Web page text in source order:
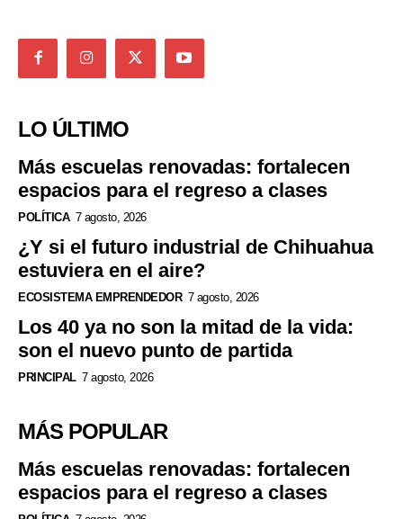
LO ÚLTIMO
Más escuelas renovadas: fortalecen
espacios para el regreso a clases
POLÍTICA 7 agosto, 2026
¿Y si el futuro industrial de Chihuahua
estuviera en el aire?
ECOSISTEMA EMPRENDEDOR 7 agosto, 2026
Los 40 ya no son la mitad de la vida:
son el nuevo punto de partida
PRINCIPAL 7 agosto, 2026
MÁS POPULAR
Más escuelas renovadas: fortalecen
espacios para el regreso a clases